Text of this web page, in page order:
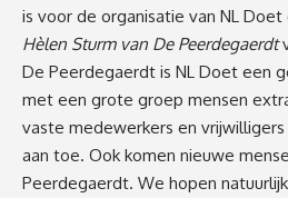
is voor de organisatie van NL
Hèlen Sturm van De Peerdegaerdt
De Peerdegaerdt is NL Doet een
met een grote groep mensen
vaste medewerkers en
aan toe. Ook komen nieuwe
Peerdegaerdt. We hopen